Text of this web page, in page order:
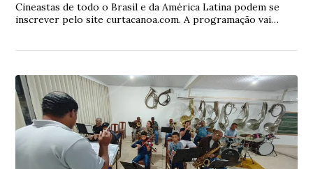
Cineastas de todo o Brasil e da América Latina podem se
inscrever pelo site curtacanoa.com. A programação vai